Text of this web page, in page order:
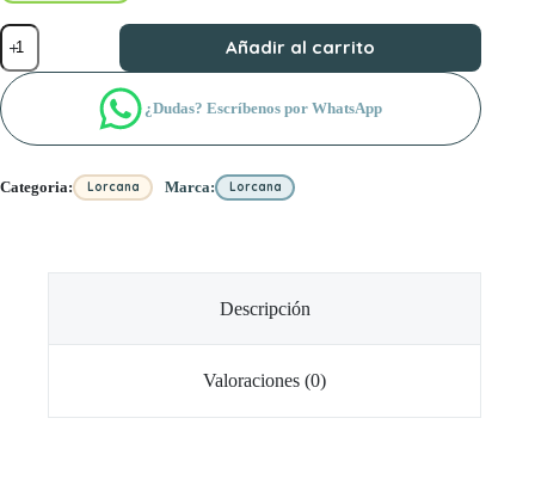
Starter
Deck
Lorcana
-
Into
The
and
Añadir al carrito
¿Dudas? Escríbenos por WhatsApp
Categoria: Lorcana Marca: Lorcana
Descripción
Valoraciones (0)